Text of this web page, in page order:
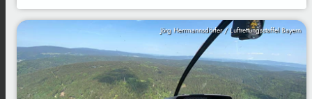
Jörg Herrmannsdörfer / Luftrettungsstaffel Bayern